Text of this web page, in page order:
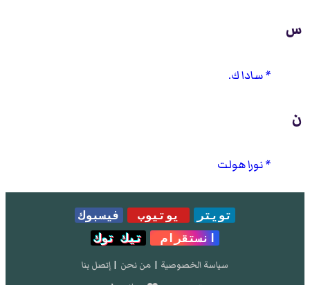
س
سادا ك.
ن
نورا هولت
تويتر يوتيوب
فيسبوك
انستقرام
تيك توك
سياسة الخصوصية | من نحن | إتصل بنا